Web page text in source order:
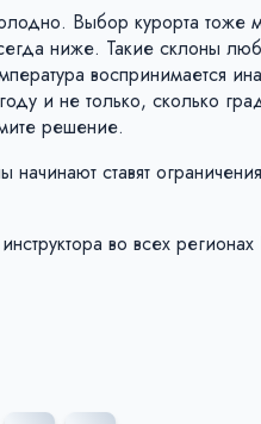
Выбор курорта тоже
ниже. Такие склоны
воспринимается
и не только, сколько
решение.
ставят
во всех